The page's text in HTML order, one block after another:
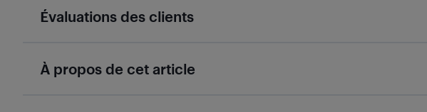
Évaluations des clients
À propos de cet article